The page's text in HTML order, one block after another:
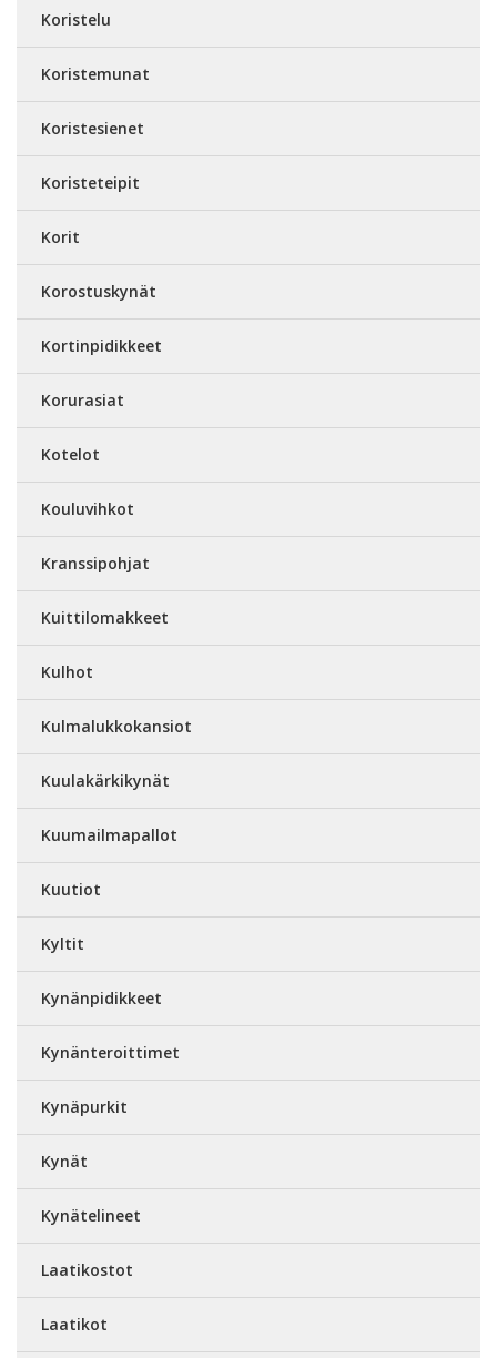
Koristelu
Koristemunat
Koristesienet
Koristeteipit
Korit
Korostuskynät
Kortinpidikkeet
Korurasiat
Kotelot
Kouluvihkot
Kranssipohjat
Kuittilomakkeet
Kulhot
Kulmalukkokansiot
Kuulakärkikynät
Kuumailmapallot
Kuutiot
Kyltit
Kynänpidikkeet
Kynänteroittimet
Kynäpurkit
Kynät
Kynätelineet
Laatikostot
Laatikot